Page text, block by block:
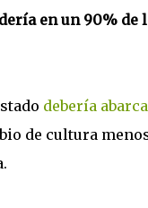
en un 90%
debería
de cultura